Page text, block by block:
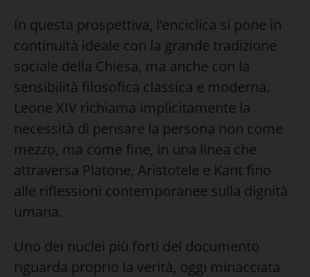
In questa prospettiva, l’enciclica si pone in
continuità ideale con la grande tradizione
sociale della Chiesa, ma anche con la
sensibilità filosofica classica e moderna.
Leone XIV richiama implicitamente la
necessità di pensare la persona non come
mezzo, ma come fine, in una linea che
attraversa Platone, Aristotele e Kant fino
alle riflessioni contemporanee sulla dignità
umana.
Uno dei nuclei più forti del documento
riguarda proprio la verità, oggi minacciata